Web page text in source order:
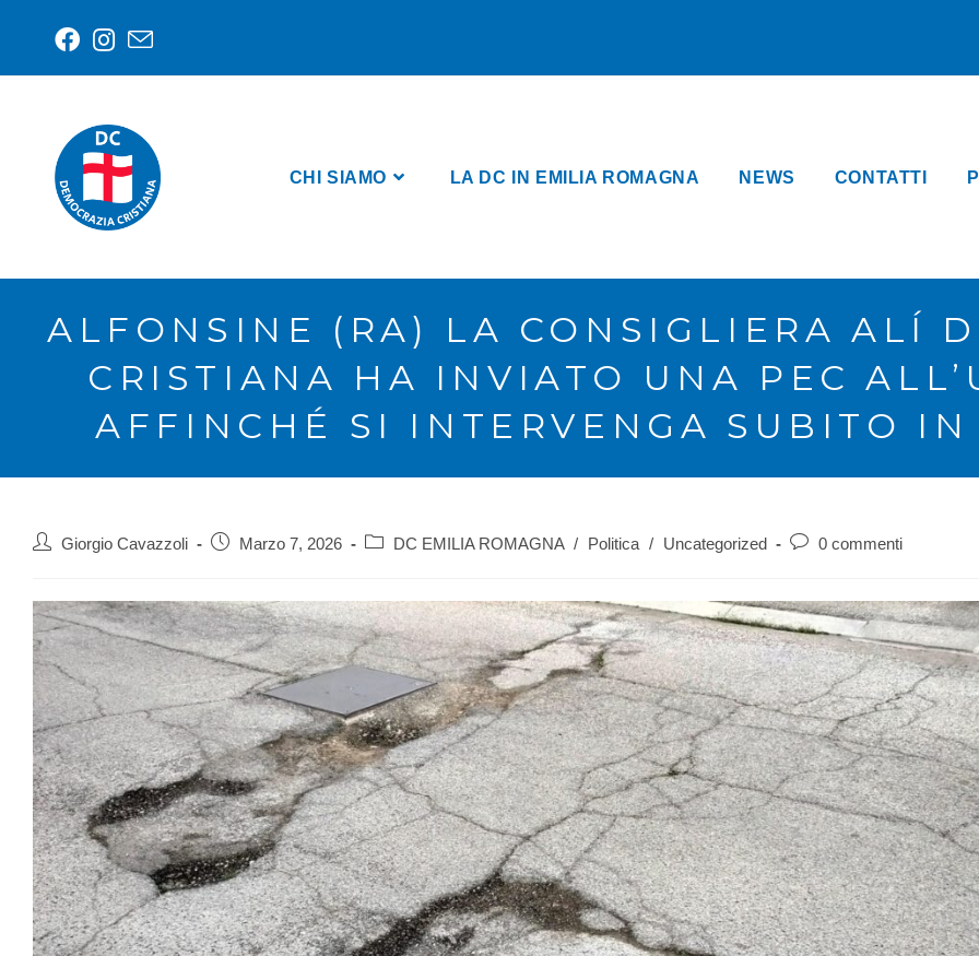
CHI SIAMO LA DC IN EMILIA ROMAGNA NEWS CONTATTI
ALFONSINE (RA) LA CONSIGLIERA ALÍ
CRISTIANA HA INVIATO UNA PEC
AFFINCHÉ SI INTERVENGA SUBITO
Giorgio Cavazzoli Marzo 7, 2026 DC EMILIA ROMAGNA / Politica / Uncategorized 0 commenti